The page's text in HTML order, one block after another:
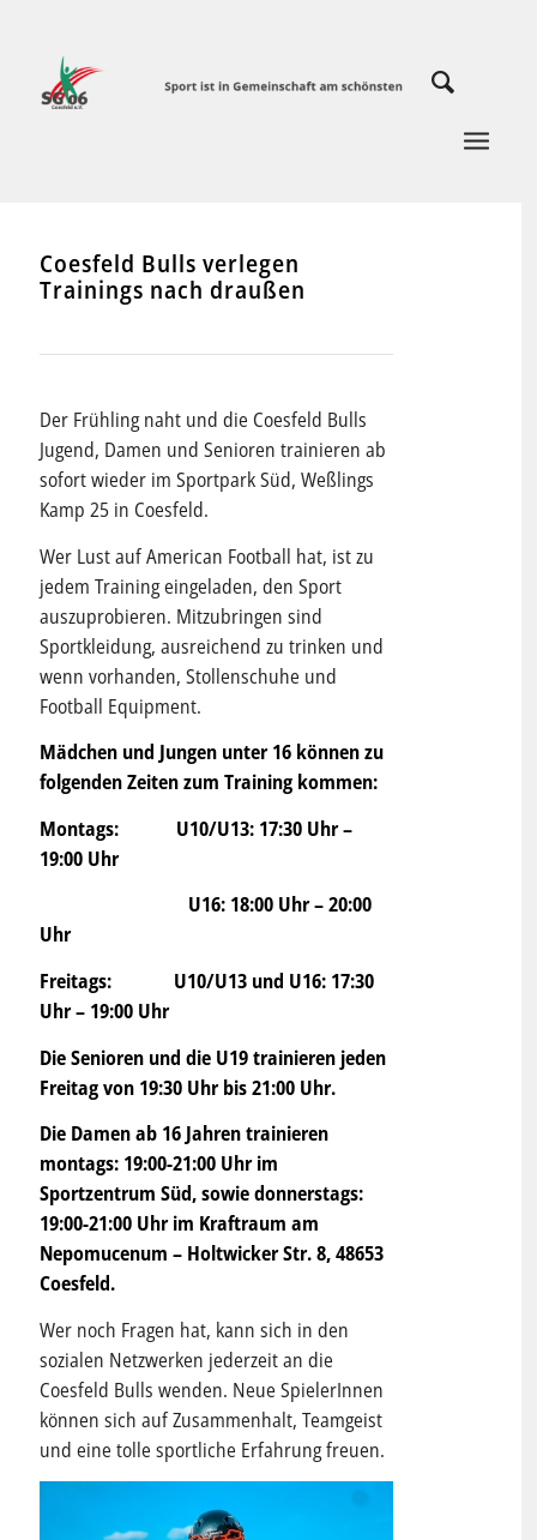
Coesfeld Bulls verlegen
Trainings nach draußen
Der Frühling naht und die Coesfeld Bulls
Jugend, Damen und Senioren trainieren ab
sofort wieder im Sportpark Süd, Weßlings
Kamp 25 in Coesfeld.
Wer Lust auf American Football hat, ist zu
jedem Training eingeladen, den Sport
auszuprobieren. Mitzubringen sind
Sportkleidung, ausreichend zu trinken und
wenn vorhanden, Stollenschuhe und
Football Equipment.
Mädchen und Jungen unter 16 können zu
folgenden Zeiten zum Training kommen:
Montags: U10/U13: 17:30 Uhr –
19:00 Uhr
U16: 18:00 Uhr – 20:00
Uhr
Freitags: U10/U13 und U16: 17:30
Uhr – 19:00 Uhr
Die Senioren und die U19 trainieren jeden
Freitag von 19:30 Uhr bis 21:00 Uhr.
Die Damen ab 16 Jahren trainieren
montags: 19:00-21:00 Uhr im
Sportzentrum Süd, sowie donnerstags:
19:00-21:00 Uhr im Kraftraum am
Nepomucenum – Holtwicker Str. 8, 48653
Coesfeld.
Wer noch Fragen hat, kann sich in den
sozialen Netzwerken jederzeit an die
Coesfeld Bulls wenden. Neue SpielerInnen
können sich auf Zusammenhalt, Teamgeist
und eine tolle sportliche Erfahrung freuen.